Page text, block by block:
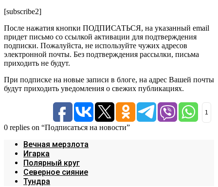
[subscribe2]
После нажатия кнопки ПОДПИСАТЬСЯ, на указанный email
придет письмо со ссылкой активации для подтверждения
подписки. Пожалуйста, не используйте чужих адресов
электронной почты. Без подтверждения рассылки, письма
приходить не будут.
При подписке на новые записи в блоге, на адрес Вашей почты
будут приходить уведомления о свежих публикациях.
1
0 replies on “Подписаться на новости”
Вечная мерзлота
Игарка
Полярный круг
Северное сияние
Тундра